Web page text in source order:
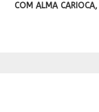
COM ALMA